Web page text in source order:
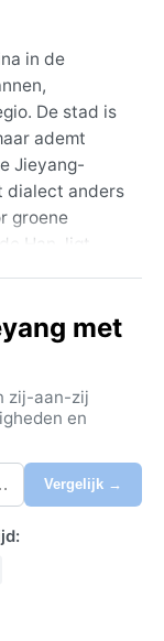
in de
De stad is
ademt
Jieyang-
dialect anders
groene
Han, ligt
een
(juni tot
zelden onder
stortbuien,
winter
droog:
dan
kiest voor
met
zij-aan-zij
en
Vergelijk →